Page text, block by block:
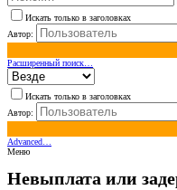
Искать только в заголовках
Автор:
Расширенный поиск…
Искать только в заголовках
Автор:
Advanced…
Меню
Невыплата или